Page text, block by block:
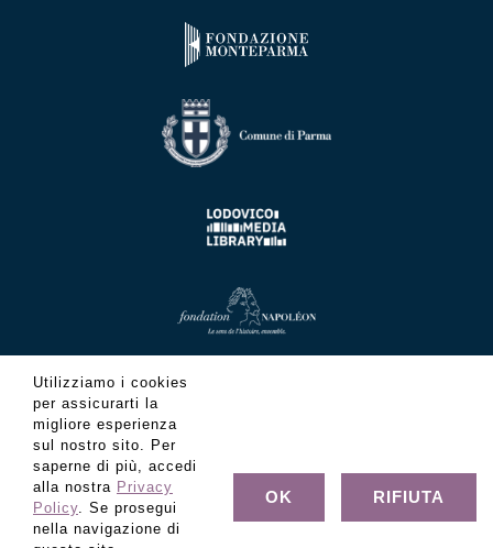
Utilizziamo i cookies
per assicurarti la
migliore esperienza
sul nostro sito. Per
saperne di più, accedi
alla nostra Privacy
Policy. Se prosegui
nella navigazione di
OK RIFIUTA